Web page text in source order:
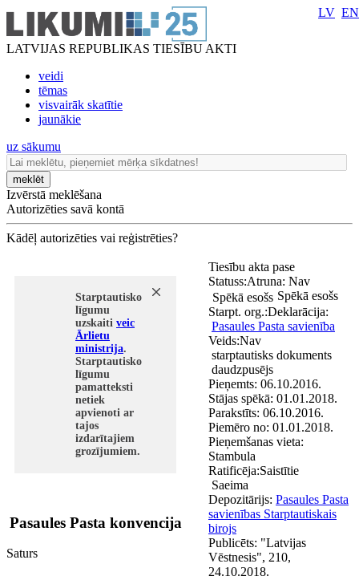
LATVIJAS REPUBLIKAS TIESĪBU AKTI
veidi
tēmas
visvairāk skatītie
jaunākie
LV EN
uz sākumu
meklēt
Izvērstā meklēšana
Autorizēties savā kontā
Kādēļ autorizēties vai reģistrēties?
Starptautisko
līgumu
uzskaiti veic
Ārlietu
ministrija.
Starptautisko
līgumu
pamatteksti
netiek
apvienoti ar
tajos
izdarītajiem
grozījumiem.
Pasaules Pasta konvencija
Saturs
Tiesību akta pase
Statuss:
Spēkā esošs Spēkā esošs
Starpt. org.:
Pasaules Pasta savienība
Veids:
starptautisks dokuments
daudzpusējs
Pieņemts: 06.10.2016.
Stājas spēkā: 01.01.2018.
Parakstīts: 06.10.2016.
Piemēro no: 01.01.2018.
Pieņemšanas vieta:
Stambula
Ratificēja:
Saeima
Atruna: Nav
Deklarācija:
Nav
Depozitārijs: Pasaules Pasta
savienības Starptautiskais
birojs
Publicēts: "Latvijas
Vēstnesis", 210,
24.10.2018.
Saistītie